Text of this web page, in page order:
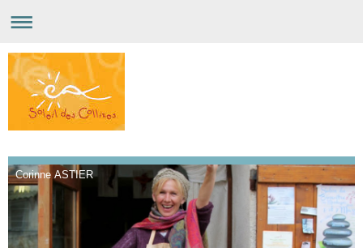
Corinne ASTIER